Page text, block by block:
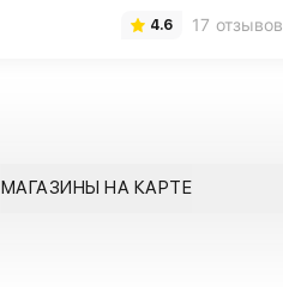
4.6 17 отзывов
МАГАЗИНЫ НА КАРТЕ